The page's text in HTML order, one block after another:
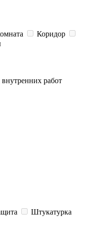
Коридор
внутренних работ
Штукатурка